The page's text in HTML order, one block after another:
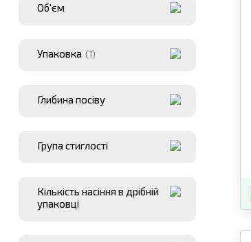
Об'єм
Упаковка (1)
Глибина посіву
Група стиглості
Кількість насіння в дрібній
упаковці